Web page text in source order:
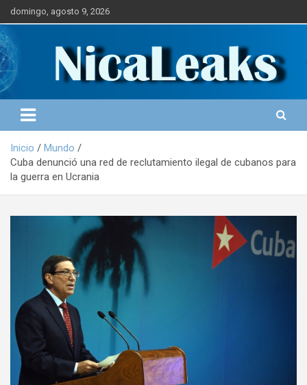
a
l
t
a
r
a
n
domingo, agosto 9, 2026
NICALEAKS
Portal de Noticias
Inicio
Mundo
Cuba denunció una red de reclutamiento ilegal de cubanos para
la guerra en Ucrania